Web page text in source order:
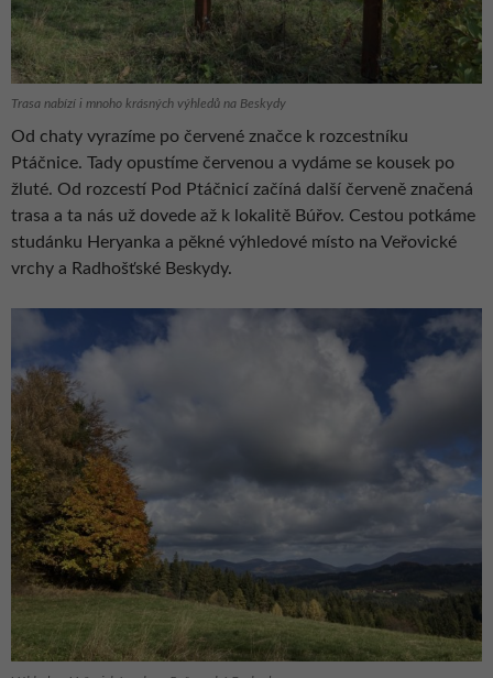
Trasa nabízí i mnoho krásných výhledů na Beskydy
Od chaty vyrazíme po červené značce k rozcestníku
Ptáčnice. Tady opustíme červenou a vydáme se kousek po
žluté. Od rozcestí Pod Ptáčnicí začíná další červeně značená
trasa a ta nás už dovede až k lokalitě Búřov. Cestou potkáme
studánku Heryanka a pěkné výhledové místo na Veřovické
vrchy a Radhošťské Beskydy.